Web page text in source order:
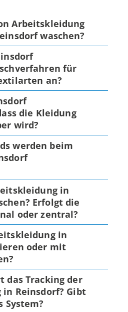
Arbeitskleidung
waschen?
für
an?
die Kleidung
wird?
werden beim
in
Erfolgt die
oder zentral?
in
oder mit
Tracking der
Reinsdorf? Gibt
System?